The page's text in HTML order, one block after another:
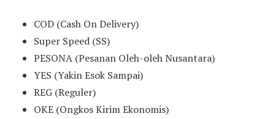
COD (Cash On Delivery)
Super Speed (SS)
PESONA (Pesanan Oleh-oleh Nusantara)
YES (Yakin Esok Sampai)
REG (Reguler)
OKE (Ongkos Kirim Ekonomis)